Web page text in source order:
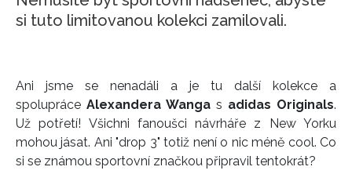
si tuto limitovanou kolekci zamilovali.
Ani jsme se nenadáli a je tu další kolekce a
spolupráce Alexandera Wanga s adidas Originals.
Už potřetí! Všichni fanoušci návrháře z New Yorku
mohou jásat. Ani "drop 3" totiž není o nic méně cool. Co
si se známou sportovní značkou připravil tentokrát?